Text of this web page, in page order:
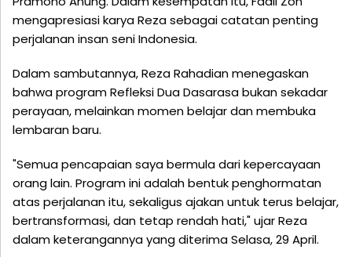
mengapresiasi karya Reza sebagai catatan penting
perjalanan insan seni Indonesia.
Dalam sambutannya, Reza Rahadian menegaskan
bahwa program Refleksi Dua Dasarasa bukan sekadar
perayaan, melainkan momen belajar dan membuka
lembaran baru.
"Semua pencapaian saya bermula dari kepercayaan
orang lain. Program ini adalah bentuk penghormatan
atas perjalanan itu, sekaligus ajakan untuk terus belajar,
bertransformasi, dan tetap rendah hati," ujar Reza
dalam keterangannya yang diterima Selasa, 29 April.